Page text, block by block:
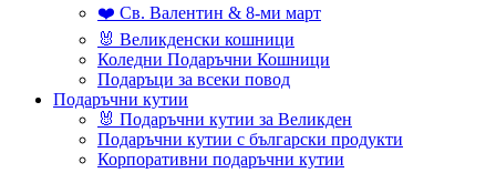
❤️ Св. Валентин & 8-ми март
🐰 Великденски кошници
Коледни Подаръчни Кошници
Подаръци за всеки повод
Подаръчни кутии
🐰 Подаръчни кутии за Великден
Подаръчни кутии с български продукти
Корпоративни подаръчни кутии